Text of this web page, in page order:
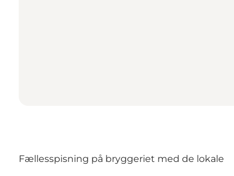
Fællesspisning på bryggeriet med de lokale